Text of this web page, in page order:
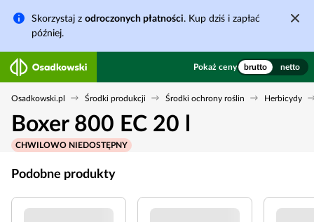
Skorzystaj z odroczonych płatności. Kup dziś i zapłać
później.
Pokaż ceny brutto netto
Osadkowski.pl Środki produkcji Środki ochrony roślin Herbicydy
Boxer 800 EC 20 l
CHWILOWO NIEDOSTĘPNY
Podobne produkty